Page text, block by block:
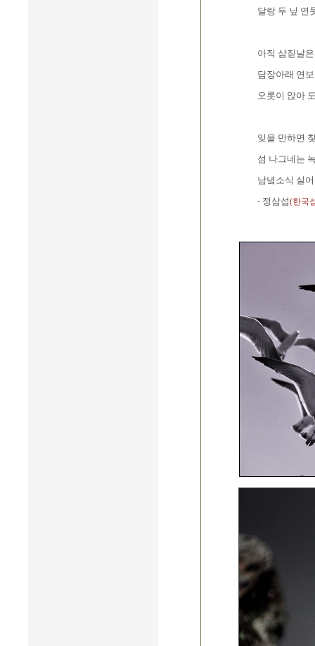
달랑 두 닢 연
아직 삼짇날
담장아래 연
오롯이 앉아
잊을 만하면
섬 나그네는
남녘소식 실
- 정삼섭(한국